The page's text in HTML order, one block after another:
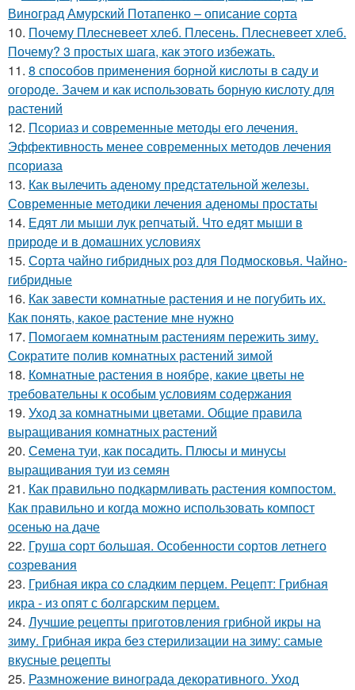
Виноград Амурский Потапенко – описание сорта
10. Почему Плесневеет хлеб. Плесень. Плесневеет хлеб.
Почему? 3 простых шага, как этого избежать.
11. 8 способов применения борной кислоты в саду и
огороде. Зачем и как использовать борную кислоту для
растений
12. Псориаз и современные методы его лечения.
Эффективность менее современных методов лечения
псориаза
13. Как вылечить аденому предстательной железы.
Современные методики лечения аденомы простаты
14. Едят ли мыши лук репчатый. Что едят мыши в
природе и в домашних условиях
15. Сорта чайно гибридных роз для Подмосковья. Чайно-
гибридные
16. Как завести комнатные растения и не погубить их.
Как понять, какое растение мне нужно
17. Помогаем комнатным растениям пережить зиму.
Сократите полив комнатных растений зимой
18. Комнатные растения в ноябре, какие цветы не
требовательны к особым условиям содержания
19. Уход за комнатными цветами. Общие правила
выращивания комнатных растений
20. Семена туи, как посадить. Плюсы и минусы
выращивания туи из семян
21. Как правильно подкармливать растения компостом.
Как правильно и когда можно использовать компост
осенью на даче
22. Груша сорт большая. Особенности сортов летнего
созревания
23. Грибная икра со сладким перцем. Рецепт: Грибная
икра - из опят с болгарским перцем.
24. Лучшие рецепты приготовления грибной икры на
зиму. Грибная икра без стерилизации на зиму: самые
вкусные рецепты
25. Размножение винограда декоративного. Уход